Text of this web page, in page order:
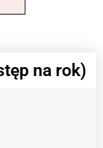
na rok)